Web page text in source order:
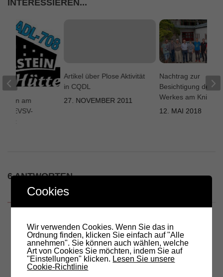
INTERESSIEREN...
Artikel über Plose Aktivität
in CQDL
27. NOVEMBER 2011
Nachtrag zur
Besichtigung des E-
Werkes am
12. MAI 2018
am
OEVSV-
6 ANTWORTEN
Kommentare
Ich melde mich hiermit für die Wanderung und das
Mittagessen an, zusammen mit meiner mir von Gott
anvertrauten Gattin.
73 de peter, in3bqx
Cookies
Wir verwenden Cookies. Wenn Sie das in
Ordnung finden, klicken Sie einfach auf "Alle
annehmen". Sie können auch wählen, welche
Art von Cookies Sie möchten, indem Sie auf
"Einstellungen" klicken. Lesen Sie unsere
Cookie-Richtlinie